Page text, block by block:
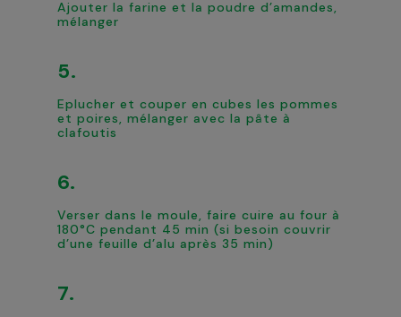
Ajouter la farine et la poudre d’amandes,
mélanger
Eplucher et couper en cubes les pommes
et poires, mélanger avec la pâte à
clafoutis
Verser dans le moule, faire cuire au four à
180°C pendant 45 min (si besoin couvrir
d’une feuille d’alu après 35 min)